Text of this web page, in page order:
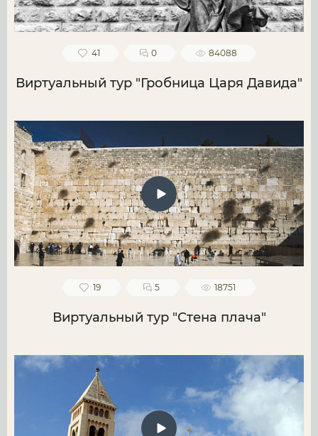
41 0 84088
Виртуальный тур "Гробница Царя Давида"
19 5 18751
Виртуальный тур "Стена плача"